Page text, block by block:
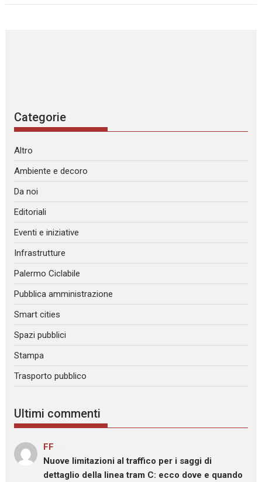
Categorie
Altro
Ambiente e decoro
Da noi
Editoriali
Eventi e iniziative
Infrastrutture
Palermo Ciclabile
Pubblica amministrazione
Smart cities
Spazi pubblici
Stampa
Trasporto pubblico
Ultimi commenti
FF
Nuove limitazioni al traffico per i saggi di
dettaglio della linea tram C: ecco dove e quando